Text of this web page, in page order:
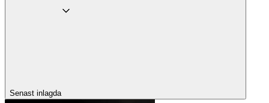
Senast inlagda